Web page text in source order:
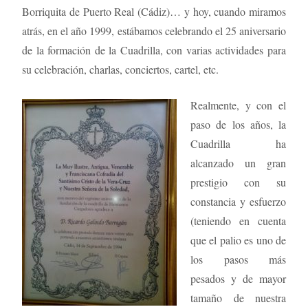
Borriquita de Puerto Real (Cádiz)… y hoy, cuando miramos
atrás, en el año 1999, estábamos celebrando el 25 aniversario
de la formación de la Cuadrilla, con varias actividades para
su celebración, charlas, conciertos, cartel, etc.
Realmente, y con el
paso de los años, la
Cuadrilla ha
alcanzado un gran
prestigio con su
constancia y esfuerzo
(teniendo en cuenta
que el palio es uno de
los pasos más
pesados y de mayor
tamaño de nuestra